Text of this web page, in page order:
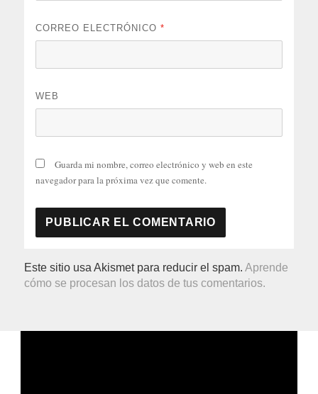
CORREO ELECTRÓNICO*
WEB
Guarda mi nombre, correo electrónico y web en este
navegador para la próxima vez que comente.
Este sitio usa Akismet para reducir el spam.Aprende
cómo se procesan los datos de tus comentarios.